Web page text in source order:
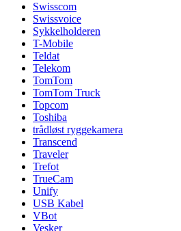
Swisscom
Swissvoice
Sykkelholderen
T-Mobile
Teldat
Telekom
TomTom
TomTom Truck
Topcom
Toshiba
trådløst ryggekamera
Transcend
Traveler
Trefot
TrueCam
Unify
USB Kabel
VBot
Vesker